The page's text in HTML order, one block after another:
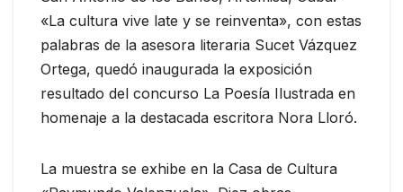
«La cultura vive late y se reinventa», con estas
palabras de la asesora literaria Sucet Vázquez
Ortega, quedó inaugurada la exposición
resultado del concurso La Poesía Ilustrada en
homenaje a la destacada escritora Nora Lloró.
La muestra se exhibe en la Casa de Cultura